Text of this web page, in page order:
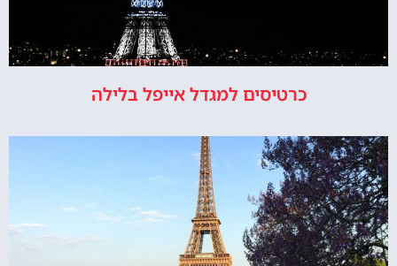
כרטיסים למגדל אייפל בלילה